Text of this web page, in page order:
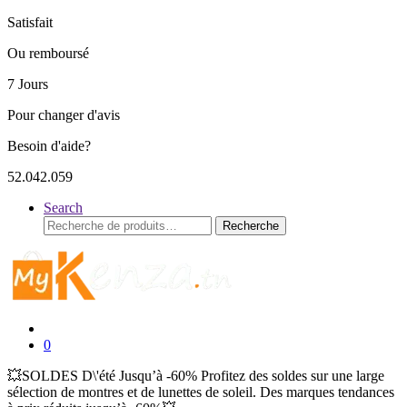
Satisfait
Ou remboursé
7 Jours
Pour changer d'avis
Besoin d'aide?
52.042.059
Search
Recherche
pour :
Recherche
0
💥SOLDES D\'été Jusqu’à -60% Profitez des soldes sur une large
sélection de montres et de lunettes de soleil. Des marques tendances